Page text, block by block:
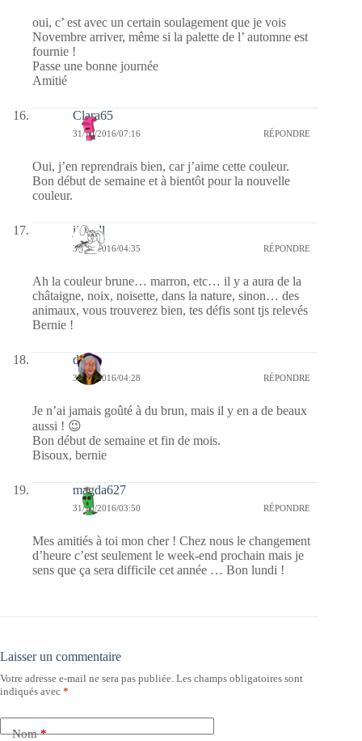
oui, c’ est avec un certain soulagement que je vois
Novembre arriver, même si la palette de l’ automne est
fournie !
Passe une bonne journée
Amitié
Clara65
31/10/2016/07:16 RÉPONDRE
Oui, j’en reprendrais bien, car j’aime cette couleur.
Bon début de semaine et à bientôt pour la nouvelle
couleur.
jill bill
31/10/2016/04:35 RÉPONDRE
Ah la couleur brune… marron, etc… il y a aura de la
châtaigne, noix, noisette, dans la nature, sinon… des
animaux, vous trouverez bien, tes défis sont tjs relevés
Bernie !
dom
31/10/2016/04:28 RÉPONDRE
Je n’ai jamais goûté à du brun, mais il y en a de beaux
aussi ! 😉
Bon début de semaine et fin de mois.
Bisoux, bernie
magda627
31/10/2016/03:50 RÉPONDRE
Mes amitiés à toi mon cher ! Chez nous le changement
d’heure c’est seulement le week-end prochain mais je
sens que ça sera difficile cet année … Bon lundi !
Laisser un commentaire
Votre adresse e-mail ne sera pas publiée. Les champs obligatoires sont
indiqués avec *
Nom*